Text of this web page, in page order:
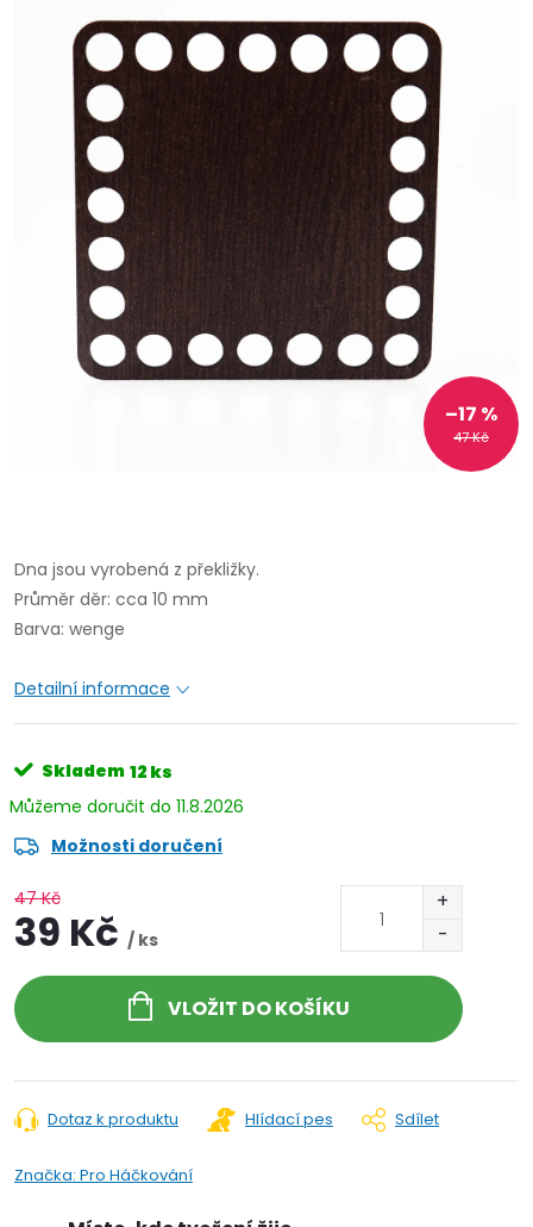
47 Kč
–17 %
Dna jsou vyrobená z překližky.
Průměr děr: cca 10 mm
Barva: wenge
Detailní informace
Skladem 12 ks
11.8.2026
Možnosti doručení
47 Kč
39 Kč / ks
VLOŽIT DO KOŠÍKU
Dotaz k produktu Hlídací pes Sdílet
Značka: Pro Háčkování